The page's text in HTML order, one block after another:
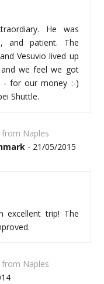
He was
and patient. The
Vesuvio lived up
we feel we got
- for our money :-)
Shuttle.
from Naples
- 21/05/2015
excellent trip! The
from Naples